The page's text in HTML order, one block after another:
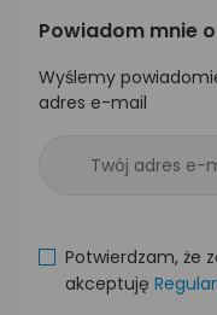
Powiadom mnie
Wyślemy
adres e-mail
Potwierdzam, że
akceptuję